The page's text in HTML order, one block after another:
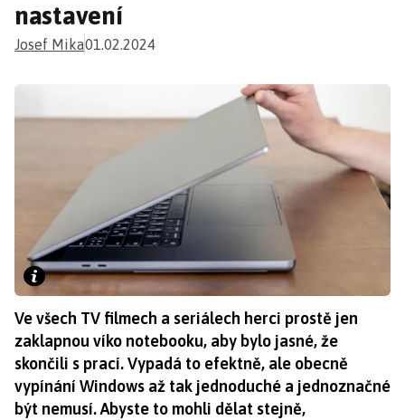
nastavení
Josef Mika01.02.2024
Ve všech TV filmech a seriálech herci prostě jen
zaklapnou víko notebooku, aby bylo jasné, že
skončili s prací. Vypadá to efektně, ale obecně
vypínání Windows až tak jednoduché a jednoznačné
být nemusí. Abyste to mohli dělat stejně,